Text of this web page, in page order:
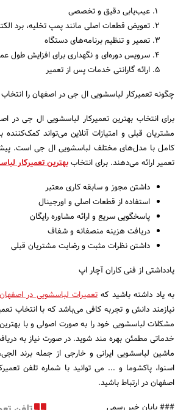
عیب‌یابی دقیق و تخصصی
تعویض قطعات اصلی مانند پمپ تخلیه، برد
تعمیر و تنظیم برنامه‌های دستگاه
سرویس دوره‌ای و نگهداری برای افزایش طول
ارائه گارانتی خدمات پس از تعمیر
چگونه تعمیرکار لباسشویی ال جی در اصفهان را
برای انتخاب بهترین تعمیرکار لباسشویی ال جی در
مشتریان قبلی و امتیازات آنلاین می‌تواند
کامل با مدل‌های مختلف لباسشویی ال جی است.
تعمیر ارائه می‌دهند. برای انتخاببهترین تعمیرکار
داشتن مجوز و سابقه کاری معتبر
استفاده از قطعات اصلی و اورجینال
پاسخگویی سریع و ارائه مشاوره رایگان
دریافت هزینه منصفانه و شفاف
داشتن نظرات مثبت و رضایت مشتریان قبلی
یادداشتی از فنی کاران آچار اپ
به یاد داشته باشید کهتعمیرات لباسشویی در
نیازمند دانش و تجربه کافی می‌باشد که با انتخاب
مشکلات لباسشویی خود را به صورت اصولی و با
خدماتی مطمئن بهره مند شوید. در صورت نیاز به
ماشین لباسشویی ایرانی و خارجی از جمله برند
اسنوا، پاکشوما و ... می توانید با شماره تلفن
اصفهان در ارتباط باشید.